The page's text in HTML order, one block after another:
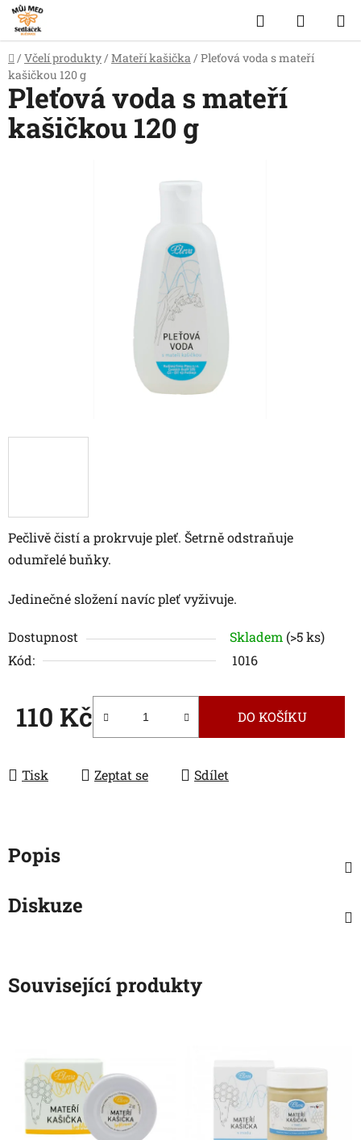
Přejít
na
obsah
Hledat
KOŠÍK
Domů
/ Včelí produkty / Mateří kašička / Pleťová voda s mateří
kašičkou 120 g
Pečlivě čistí a prokrvuje pleť. Šetrně odstraňuje
odumřelé buňky.
Jedinečné složení navíc pleť vyživuje.
Dostupnost Skladem (>5 ks)
Kód:
1016
110 Kč DO KOŠÍKU
Tisk Zeptat se Sdílet
Pleťová voda s mateří
kašičkou 120 g
Popis
Diskuze
Související produkty